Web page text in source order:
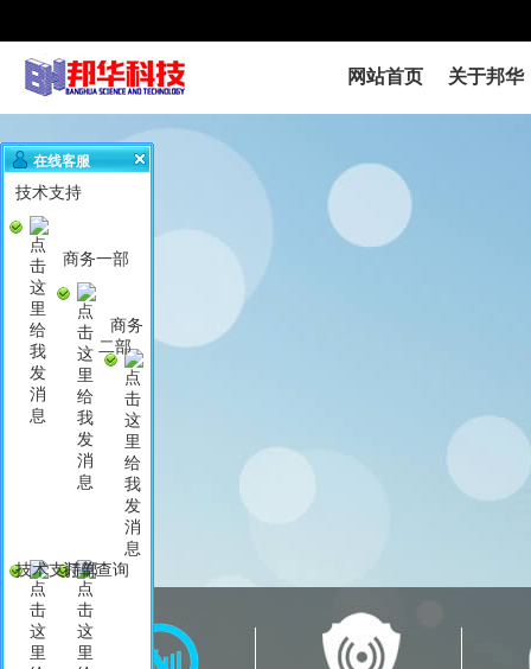
网站首页 关于邦华
在线客服
技术支持
商务一部
商务
二部
技术支持部
订单查询